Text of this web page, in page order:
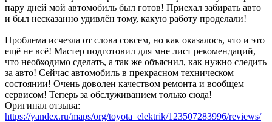
пару дней мой автомобиль был готов! Приехал забирать авто
и был несказанно удивлён тому, какую работу проделали!
Проблема исчезла от слова совсем, но как оказалось, что и это
ещё не всё! Мастер подготовил для мне лист рекомендаций,
что необходимо сделать, а так же объяснил, как нужно следить
за авто! Сейчас автомобиль в прекрасном техническом
состоянии! Очень доволен качеством ремонта и вообщем
сервисом! Теперь за обслуживанием только сюда!
Оригинал отзыва:
https://yandex.ru/maps/org/toyota_elektrik/123507283996/reviews/